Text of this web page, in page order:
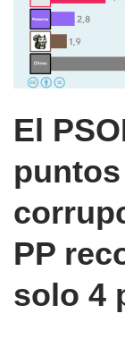
El
PP
solo 4